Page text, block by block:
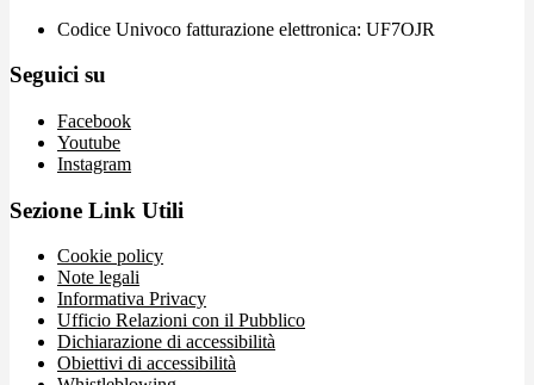
Codice Univoco fatturazione elettronica: UF7OJR
Seguici su
Facebook
Youtube
Instagram
Sezione Link Utili
Cookie policy
Note legali
Informativa Privacy
Ufficio Relazioni con il Pubblico
Dichiarazione di accessibilità
Obiettivi di accessibilità